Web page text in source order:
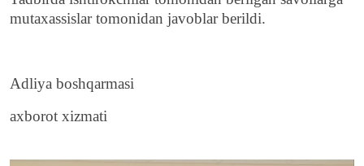
mutaxassislar tomonidan javoblar berildi.
Adliya boshqarmasi
axborot xizmati